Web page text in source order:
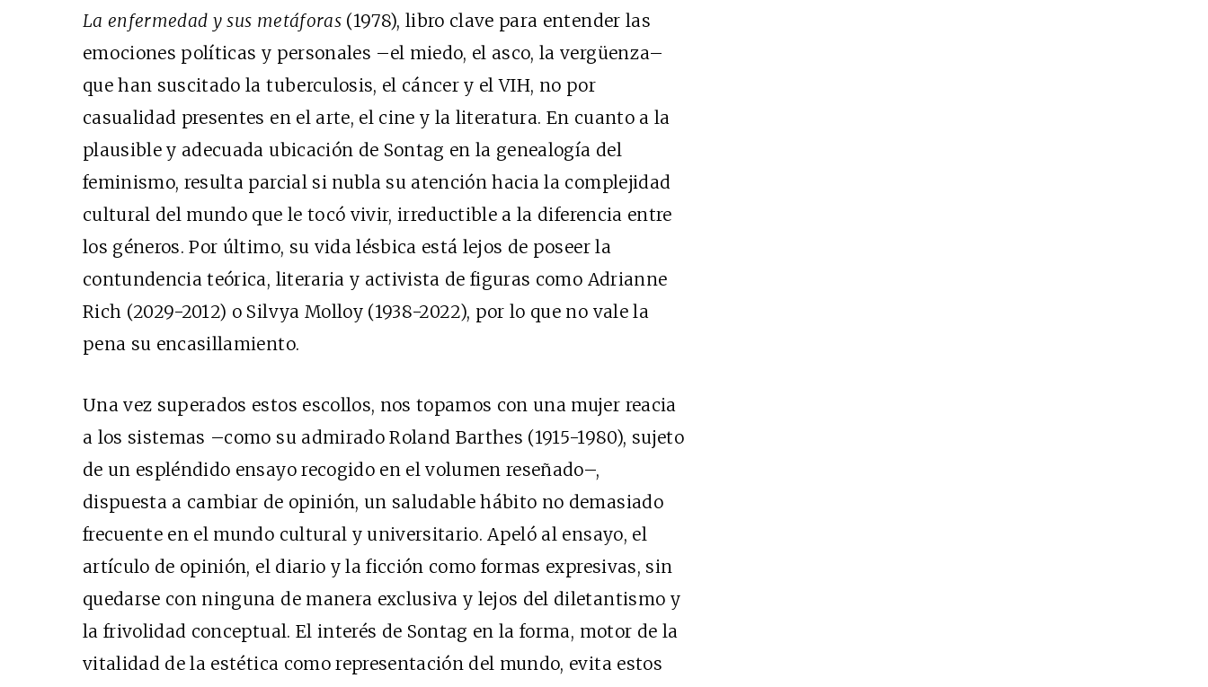
La enfermedad y sus metáforas (1978), libro clave para entender las
emociones políticas y personales –el miedo, el asco, la vergüenza–
que han suscitado la tuberculosis, el cáncer y el VIH, no por
casualidad presentes en el arte, el cine y la literatura. En cuanto a la
plausible y adecuada ubicación de Sontag en la genealogía del
feminismo, resulta parcial si nubla su atención hacia la complejidad
cultural del mundo que le tocó vivir, irreductible a la diferencia entre
los géneros. Por último, su vida lésbica está lejos de poseer la
contundencia teórica, literaria y activista de figuras como Adrianne
Rich (2029-2012) o Silvya Molloy (1938-2022), por lo que no vale la
pena su encasillamiento.
Una vez superados estos escollos, nos topamos con una mujer reacia
a los sistemas –como su admirado Roland Barthes (1915-1980), sujeto
de un espléndido ensayo recogido en el volumen reseñado–,
dispuesta a cambiar de opinión, un saludable hábito no demasiado
frecuente en el mundo cultural y universitario. Apeló al ensayo, el
artículo de opinión, el diario y la ficción como formas expresivas, sin
quedarse con ninguna de manera exclusiva y lejos del diletantismo y
la frivolidad conceptual. El interés de Sontag en la forma, motor de la
vitalidad de la estética como representación del mundo, evita estos